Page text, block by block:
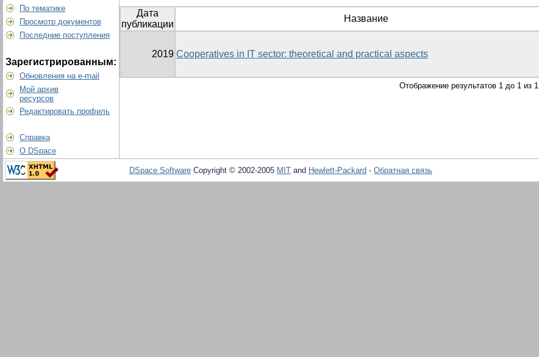
По тематике
Просмотр документов
Последние поступления
Зарегистрированным:
Обновления на e-mail
Мой архив
ресурсов
Редактировать профиль
Справка
О DSpace
Дата
публикации
Название
2019 Cooperatives in IT sector: theoretical and practical aspects
Отображение результатов 1 до 1 из 1
DSpace Software Copyright © 2002-2005 MIT and Hewlett-Packard - Обратная связь